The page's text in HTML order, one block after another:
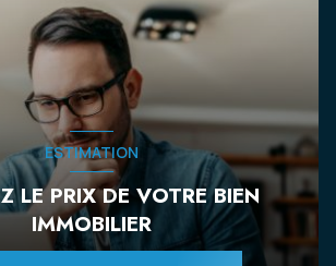
ESTIMATION
LE PRIX DE VOTRE BIEN
IMMOBILIER